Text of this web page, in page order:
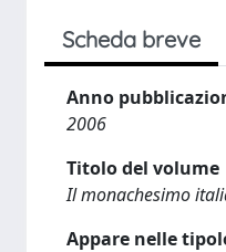
Scheda breve
Anno
2006
Titolo del volume
Il monachesimo
Appare nelle